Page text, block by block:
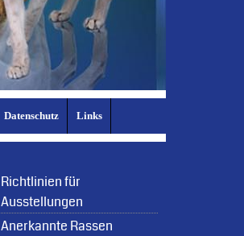
Datenschutz Links
Richtlinien für
Ausstellungen
Anerkannte Rassen